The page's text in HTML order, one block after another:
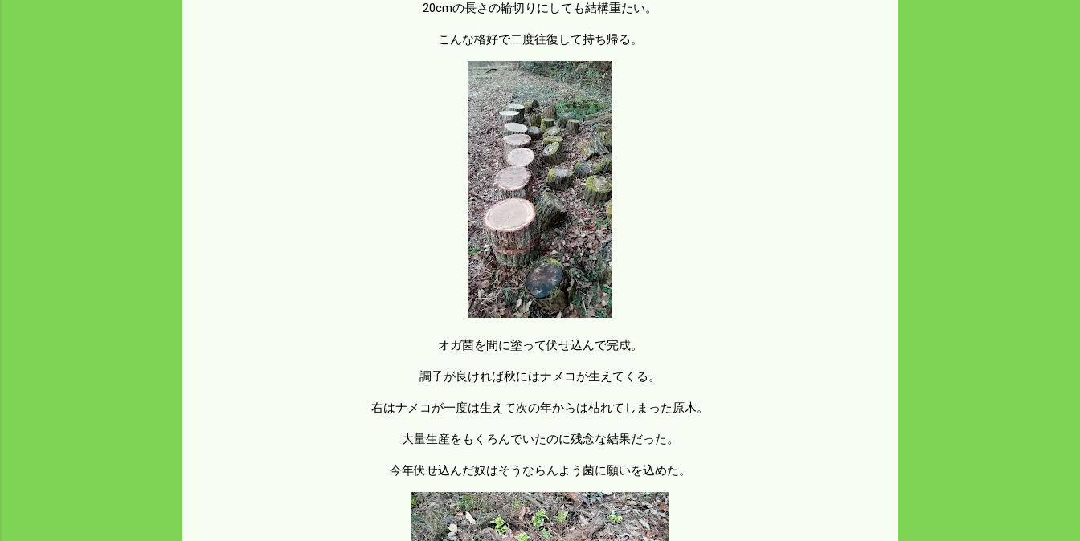
20cmの長さの輪切りにしても結構重たい。
こんな格好で二度往復して持ち帰る。
オガ菌を間に塗って伏せ込んで完成。
調子が良ければ秋にはナメコが生えてくる。
右はナメコが一度は生えて次の年からは枯れてしまった原木。
大量生産をもくろんでいたのに残念な結果だった。
今年伏せ込んだ奴はそうならんよう菌に願いを込めた。